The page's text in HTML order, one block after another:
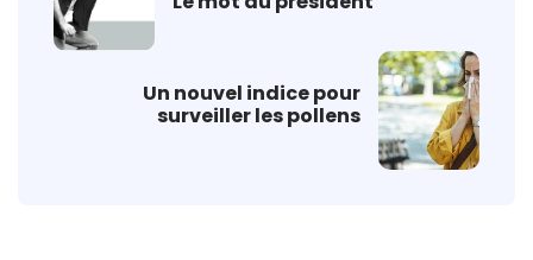
Un nouvel indice pour
surveiller les pollens